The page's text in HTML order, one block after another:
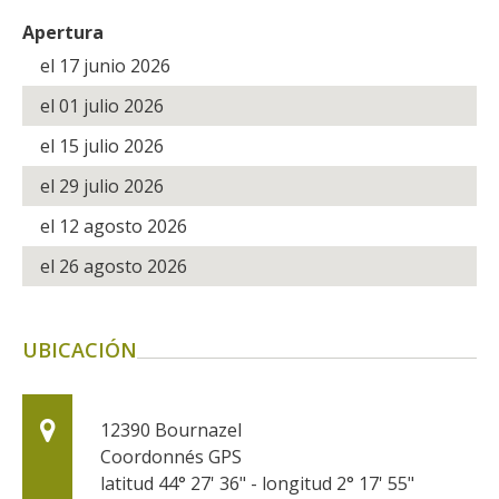
kilómetros
Los más bonitos pueblos en
Francia
Otras hermosas aldeas
El Pays des Bastides du
Rouergue
Las ciudades y países de
arte y historia
De la valle del Lot al País
Patrimonio mundial de la
Apertura
el 17 junio 2026
el 01 julio 2026
el 15 julio 2026
el 29 julio 2026
el 12 agosto 2026
el 26 agosto 2026
UBICACIÓN
12390 Bournazel
Coordonnés GPS
latitud 44° 27' 36" - longitud 2° 17' 55"